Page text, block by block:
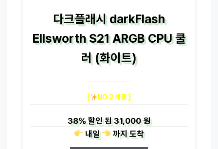
다크플래시 darkFlash
Ellsworth S21 ARGB CPU 쿨
러 (화이트)
[ NO.2 제품 ]
38%할인 된31,000 원
내일
까지도착